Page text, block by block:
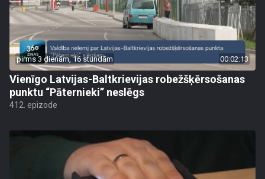
pirms 3 dienām, 16 stundām 00:02:13
Vienīgo Latvijas-Baltkrievijas robežšķērsošanas
punktu “Pāternieki” neslēgs
412. epizode